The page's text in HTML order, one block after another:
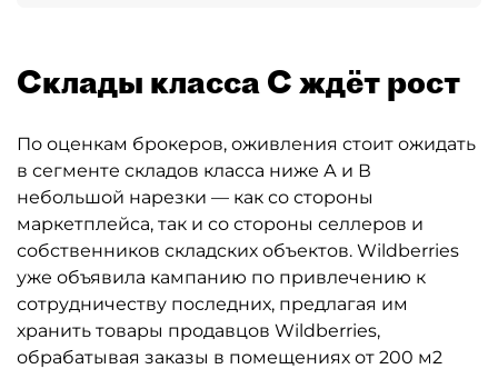
Склады класса С ждёт рост
По оценкам брокеров, оживления стоит ожидать
в сегменте складов класса ниже А и В
небольшой нарезки — как со стороны
маркетплейса, так и со стороны селлеров и
собственников складских объектов. Wildberries
уже объявила кампанию по привлечению к
сотрудничеству последних, предлагая им
хранить товары продавцов Wildberries,
обрабатывая заказы в помещениях от 200 м2